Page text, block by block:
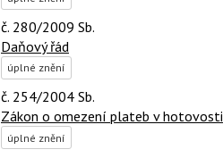
č. 280/2009 Sb.
Daňový řád
úplné znění
č. 254/2004 Sb.
Zákon o omezení plateb v hotovosti
úplné znění